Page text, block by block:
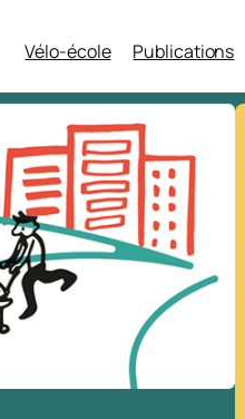
Vélo-école Publications